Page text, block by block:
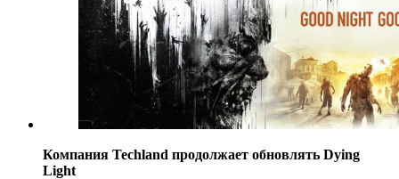
Компания Techland продолжает обновлять Dying
Light